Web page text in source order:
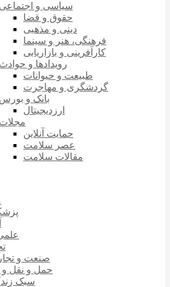
سیاسی و اجتماعی
حقوق و قضا
دینی و مذهبی
فرهنگی، هنر و سینما
کارآفرینی و بازاریابی
رویدادها و حوادث
طبیعت و حیوانات
گردشگری و مهاجرت
بانک و بورس
ارزدیجیتال
مجلات
حمایت آنلاین
عصر سلامت
مقالات سلامت
صنعت و
حمل و نقل و
سبک